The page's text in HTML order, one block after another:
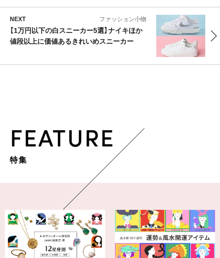
NEXT ファッション小物
【1万円以下の白スニーカー5選】ナイキほか
値段以上に価値あるきれいめスニーカー
FEATURE
特集